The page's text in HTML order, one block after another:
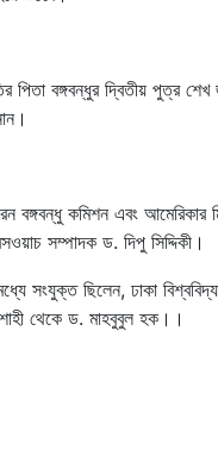
পিতা বঙ্গবন্ধুর দ্বিতীয় পুত্র
বঙ্গবন্ধু কমিশন এবং আমেরিকার
সম্পাদক ড. দিপু সিদ্দিকী।
সংযুক্ত ছিলেন, ঢাকা
থেকে ড. মাহবুবুল হক।।